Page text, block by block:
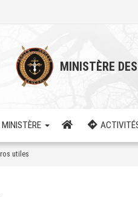
MINISTÈRE
utiles